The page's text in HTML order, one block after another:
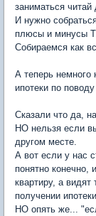
заниматься
И нужно
плюсы и минусы
Собираемся как
А теперь немного
ипотеки по
Сказали что да,
НО нельзя если
другом месте.
А вот если у нас
понятно конечно,
квартиру, а видят
получении ипотеки.
НО опять же...